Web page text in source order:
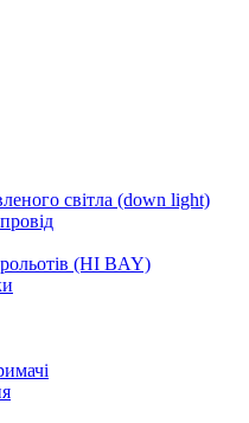
світла (down light)
(HI BAY)